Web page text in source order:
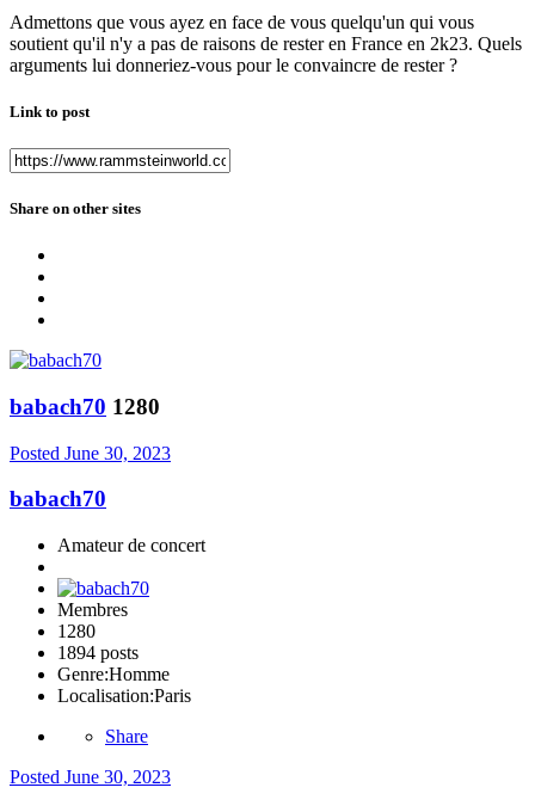
Admettons que vous ayez en face de vous quelqu'un qui vous
soutient qu'il n'y a pas de raisons de rester en France en 2k23. Quels
arguments lui donneriez-vous pour le convaincre de rester ?
Link to post
Share on other sites
babach70 1280
Posted June 30, 2023
babach70
Amateur de concert
Membres
1280
1894 posts
Genre:Homme
Localisation:Paris
Share
Posted June 30, 2023